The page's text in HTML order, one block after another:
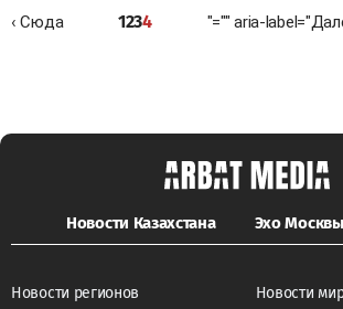
‹ Сюда 1234 "="" aria-
Новости Казахстана Эхо Москвы
Новости регионов
Новости